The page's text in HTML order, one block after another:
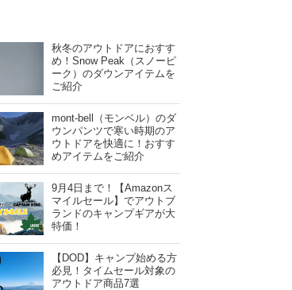
秋冬のアウトドアにおすす
め！Snow Peak（スノーピ
ーク）のダウンアイテムを
ご紹介
mont-bell（モンベル）のダ
ウンパンツで寒い時期のア
ウトドアを快適に！おすす
めアイテムをご紹介
9月4日まで！【Amazonス
マイルセール】でアウトブ
ランドのキャンプギアが大
特価！
【DOD】キャンプ始める方
必見！タイムセール対象の
アウトドア商品7選